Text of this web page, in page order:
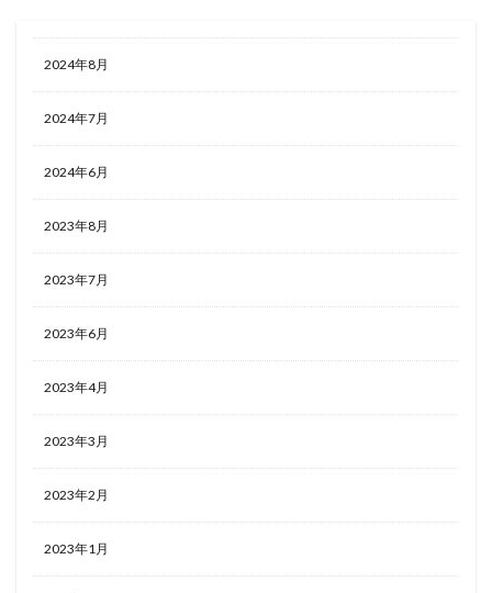
2024年8月
2024年7月
2024年6月
2023年8月
2023年7月
2023年6月
2023年4月
2023年3月
2023年2月
2023年1月